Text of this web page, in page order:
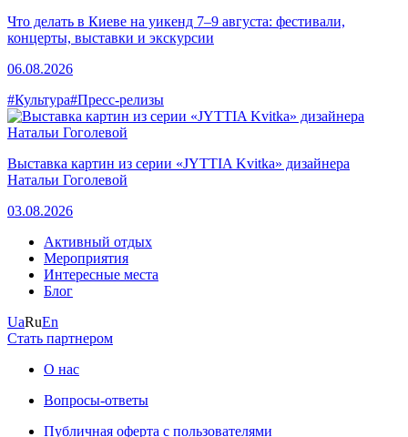
Что делать в Киеве на уикенд 7–9 августа: фестивали,
концерты, выставки и экскурсии
06.08.2026
#Культура#Пресс-релизы
Выставка картин из серии «JYTTIA Kvitka» дизайнера
Натальи Гоголевой
03.08.2026
Активный отдых
Мероприятия
Интересные места
Блог
UaRuEn
Стать партнером
О нас
Вопросы-ответы
Публичная оферта с пользователями